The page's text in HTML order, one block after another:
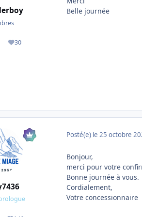
30
Réputation
Belle journée
Posté(e) le 25 octobre
Bonjour,
merci pour votre
Bonne journée à vous.
Cordialement,
Votre concessionnaire